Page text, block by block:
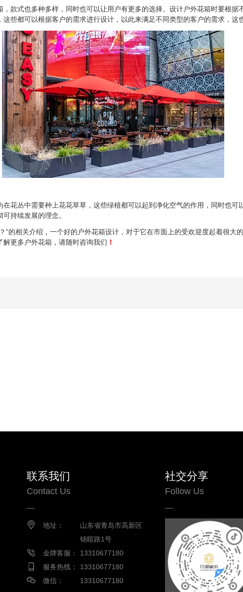
式也多种多样，同时也可以让用户有更多的选择。设计户外花箱时要根据
些都可以根据客户的需求进行设计，以此来满足不同类型的客户的需求，这
丛中需要种上花花草草，这些绿植都可以起到净化空气的作用，同时也可
持续发展的理念。
”的相关介绍，一个好的户外花箱设计，对于它在市面上的受欢迎度起着很
更多户外花箱，请随时咨询我们 ！
联系我们
Contact Us
地址：
山东省青岛市高新区
锦暄路1号
金牌客服：
13310677180
服务热线：
13310677180
微信：
13310677180
社交分享
Follow Us